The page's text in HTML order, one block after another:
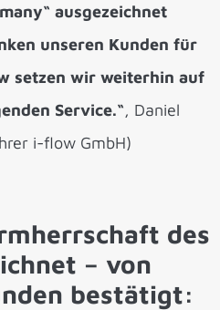
ausgezeichnet
unseren Kunden für
setzen wir weiterhin auf
Service.“, Daniel
i-flow GmbH)
des
– von
bestätigt: